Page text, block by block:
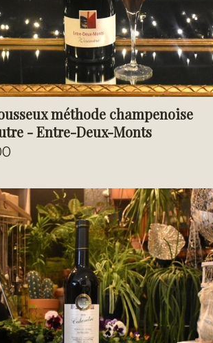
méthode champenoise
- Entre-Deux-Monts